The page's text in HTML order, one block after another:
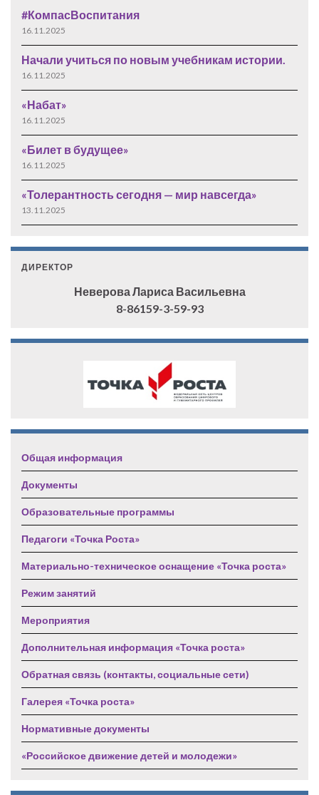
#КомпасВоспитания
16.11.2025
Начали учиться по новым учебникам истории.
16.11.2025
«Набат»
16.11.2025
«Билет в будущее»
16.11.2025
«Толерантность сегодня — мир навсегда»
13.11.2025
ДИРЕКТОР
Неверова Лариса Васильевна
8-86159-3-59-93
Общая информация
Документы
Образовательные программы
Педагоги «Точка Роста»
Материально-техническое оснащение «Точка роста»
Режим занятий
Мероприятия
Дополнительная информация «Точка роста»
Обратная связь (контакты, социальные сети)
Галерея «Точка роста»
Нормативные документы
«Российское движение детей и молодежи»